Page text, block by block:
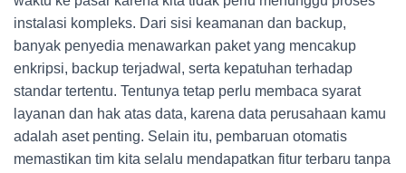
instalasi kompleks. Dari sisi keamanan dan backup,
banyak penyedia menawarkan paket yang mencakup
enkripsi, backup terjadwal, serta kepatuhan terhadap
standar tertentu. Tentunya tetap perlu membaca syarat
layanan dan hak atas data, karena data perusahaan kamu
adalah aset penting. Selain itu, pembaruan otomatis
memastikan tim kita selalu mendapatkan fitur terbaru tanpa